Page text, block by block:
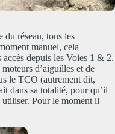
réseau, tous les
manuel, cela
depuis les Voies 1 & 2.
d’aiguilles et de
le TCO (autrement dit,
dans sa totalité, pour qu’il
utiliser. Pour le moment il